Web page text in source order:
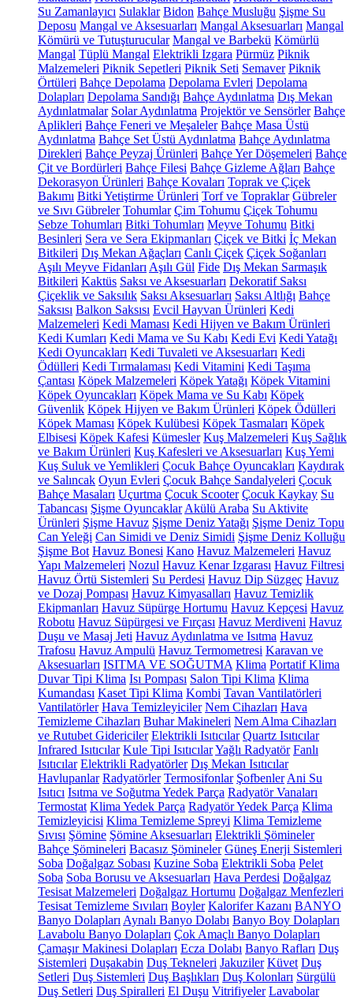
Su Zamanlayıcı Sulaklar Bidon Bahçe Musluğu Şişme Su
Deposu Mangal ve Aksesuarları Mangal Aksesuarları Mangal
Kömürü ve Tutuşturucular Mangal ve Barbekü Kömürlü
Mangal Tüplü Mangal Elektrikli Izgara Pürmüz Piknik
Malzemeleri Piknik Sepetleri Piknik Seti Semaver Piknik
Örtüleri Bahçe Depolama Depolama Evleri Depolama
Dolapları Depolama Sandığı Bahçe Aydınlatma Dış Mekan
Aydınlatmalar Solar Aydınlatma Projektör ve Sensörler Bahçe
Aplikleri Bahçe Feneri ve Meşaleler Bahçe Masa Üstü
Aydınlatma Bahçe Set Üstü Aydınlatma Bahçe Aydınlatma
Direkleri Bahçe Peyzaj Ürünleri Bahçe Yer Döşemeleri Bahçe
Çit ve Bordürleri Bahçe Filesi Bahçe Gizleme Ağları Bahçe
Dekorasyon Ürünleri Bahçe Kovaları Toprak ve Çiçek
Bakımı Bitki Yetiştirme Ürünleri Torf ve Topraklar Gübreler
ve Sıvı Gübreler Tohumlar Çim Tohumu Çiçek Tohumu
Sebze Tohumları Bitki Tohumları Meyve Tohumu Bitki
Besinleri Sera ve Sera Ekipmanları Çiçek ve Bitki İç Mekan
Bitkileri Dış Mekan Ağaçları Canlı Çiçek Çiçek Soğanları
Aşılı Meyve Fidanları Aşılı Gül Fide Dış Mekan Sarmaşık
Bitkileri Kaktüs Saksı ve Aksesuarları Dekoratif Saksı
Çiçeklik ve Saksılık Saksı Aksesuarları Saksı Altlığı Bahçe
Saksısı Balkon Saksısı Evcil Hayvan Ürünleri Kedi
Malzemeleri Kedi Maması Kedi Hijyen ve Bakım Ürünleri
Kedi Kumları Kedi Mama ve Su Kabı Kedi Evi Kedi Yatağı
Kedi Oyuncakları Kedi Tuvaleti ve Aksesuarları Kedi
Ödülleri Kedi Tırmalaması Kedi Vitamini Kedi Taşıma
Çantası Köpek Malzemeleri Köpek Yatağı Köpek Vitamini
Köpek Oyuncakları Köpek Mama ve Su Kabı Köpek
Güvenlik Köpek Hijyen ve Bakım Ürünleri Köpek Ödülleri
Köpek Maması Köpek Kulübesi Köpek Tasmaları Köpek
Elbisesi Köpek Kafesi Kümesler Kuş Malzemeleri Kuş Sağlık
ve Bakım Ürünleri Kuş Kafesleri ve Aksesuarları Kuş Yemi
Kuş Suluk ve Yemlikleri Çocuk Bahçe Oyuncakları Kaydırak
ve Salıncak Oyun Evleri Çocuk Bahçe Sandalyeleri Çocuk
Bahçe Masaları Uçurtma Çocuk Scooter Çocuk Kaykay Su
Tabancası Şişme Oyuncaklar Akülü Araba Su Aktivite
Ürünleri Şişme Havuz Şişme Deniz Yatağı Şişme Deniz Topu
Can Yeleği Can Simidi ve Deniz Simidi Şişme Deniz Kolluğu
Şişme Bot Havuz Bonesi Kano Havuz Malzemeleri Havuz
Yapı Malzemeleri Nozul Havuz Kenar Izgarası Havuz Filtresi
Havuz Örtü Sistemleri Su Perdesi Havuz Dip Süzgeç Havuz
ve Dozaj Pompası Havuz Kimyasalları Havuz Temizlik
Ekipmanları Havuz Süpürge Hortumu Havuz Kepçesi Havuz
Robotu Havuz Süpürgesi ve Fırçası Havuz Merdiveni Havuz
Duşu ve Masaj Jeti Havuz Aydınlatma ve Isıtma Havuz
Trafosu Havuz Ampulü Havuz Termometresi Karavan ve
Aksesuarları ISITMA VE SOĞUTMA Klima Portatif Klima
Duvar Tipi Klima Isı Pompası Salon Tipi Klima Klima
Kumandası Kaset Tipi Klima Kombi Tavan Vantilatörleri
Vantilatörler Hava Temizleyiciler Nem Cihazları Hava
Temizleme Cihazları Buhar Makineleri Nem Alma Cihazları
ve Rutubet Gidericiler Elektrikli Isıtıcılar Quartz Isıtıcılar
Infrared Isıtıcılar Kule Tipi IsıtıcılarYağlı Radyatör Fanlı
Isıtıcılar Elektrikli Radyatörler Dış Mekan Isıtıcılar
Havlupanlar Radyatörler Termosifonlar Şofbenler Ani Su
Isıtıcı Isıtma ve Soğutma Yedek Parça Radyatör Vanaları
Termostat Klima Yedek Parça Radyatör Yedek Parça Klima
Temizleyicisi Klima Temizleme Spreyi Klima Temizleme
Sıvısı Şömine Şömine Aksesuarları Elektrikli Şömineler
Bahçe Şömineleri Bacasız Şömineler Güneş Enerji Sistemleri
Soba Doğalgaz Sobası Kuzine Soba Elektrikli Soba Pelet
Soba Soba Borusu ve Aksesuarları Hava Perdesi Doğalgaz
Tesisat Malzemeleri Doğalgaz Hortumu Doğalgaz Menfezleri
Tesisat Temizleme Sıvıları Boyler Kalorifer Kazanı BANYO
Banyo Dolapları Aynalı Banyo Dolabı Banyo Boy Dolapları
Lavabolu Banyo Dolapları Çok Amaçlı Banyo Dolapları
Çamaşır Makinesi Dolapları Ecza Dolabı Banyo Rafları Duş
Sistemleri Duşakabin Duş Tekneleri Jakuziler Küvet Duş
Setleri Duş Sistemleri Duş Başlıkları Duş Kolonları Sürgülü
Duş Setleri Duş Spiralleri El Duşu Vitrifiyeler Lavabolar